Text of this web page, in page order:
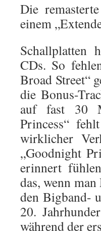
Die
einem
Schallplatten
CDs. So
Broad Street“
die Bonus-
auf fast 30
Princess“
wirklicher
„Goodnight
erinnert
das, wenn
den Bigband-
20.
während der